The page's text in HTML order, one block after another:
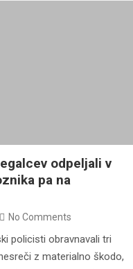
odpeljali v
pa na
No Comments
policisti obravnavali tri
z materialno škodo,